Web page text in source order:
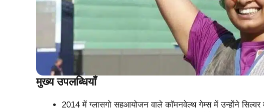
मुख्य उपलब्धियाँ
2014 में ग्लासगो सहआयोजन वाले कॉमनवेल्थ गेम्स में उन्होंने सिल्वर